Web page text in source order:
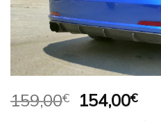
159,00€
Le
154,00€Le
prix